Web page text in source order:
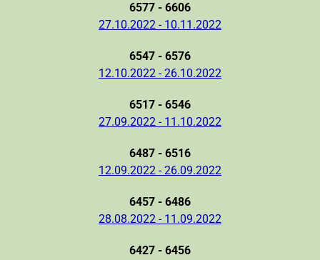
6577 - 6606
27.10.2022 - 10.11.2022
6547 - 6576
12.10.2022 - 26.10.2022
6517 - 6546
27.09.2022 - 11.10.2022
6487 - 6516
12.09.2022 - 26.09.2022
6457 - 6486
28.08.2022 - 11.09.2022
6427 - 6456